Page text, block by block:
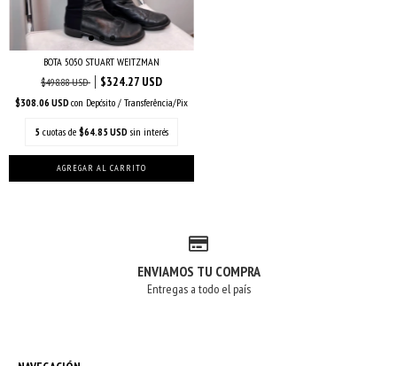
BOTA 5050 STUART WEITZMAN
$498.88 USD
$324.27 USD
$308.06 USD con Depósito / Transferência/Pix
5 cuotas de $64.85 USD sin interés
ENVIAMOS TU COMPRA
Entregas a todo el país